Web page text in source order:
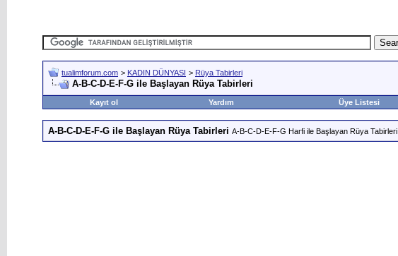
tualimforum.com > KADIN DÜNYASI > Rüya Tabirleri
A-B-C-D-E-F-G ile Başlayan Rüya Tabirleri
Kayıt ol
Yardım Üye Listesi
A-B-C-D-E-F-G ile Başlayan Rüya Tabirleri A-B-C-D-E-F-G Harfi ile Başlayan Rüya Tabirleri